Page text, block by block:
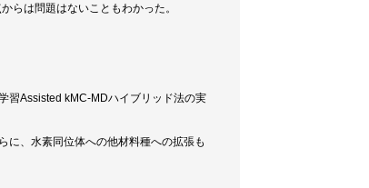
らは問題はないこともわかった。
習Assisted kMC-MDハイブリッド法の実
に、水素同位体への他材料種への拡張も